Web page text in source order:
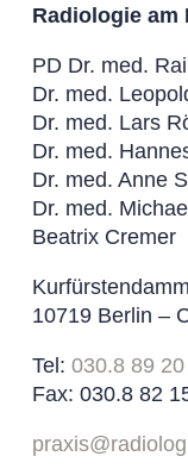
Radiologie am
PD Dr. med.
Dr. med.
Dr. med. Lars
Dr. med.
Dr. med. Anne
Dr. med.
Beatrix Cremer
10719 Berlin –
Tel: 030.8 89
Fax: 030.8 82